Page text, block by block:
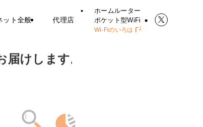
ット全般 代理店
ホームルーター
ポケット型WiFi
Wi-Fiのいろは
けします。